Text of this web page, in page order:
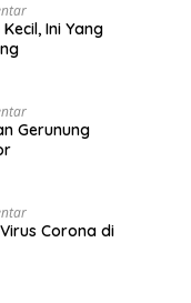
Ini Yang
Gerunung
Corona di